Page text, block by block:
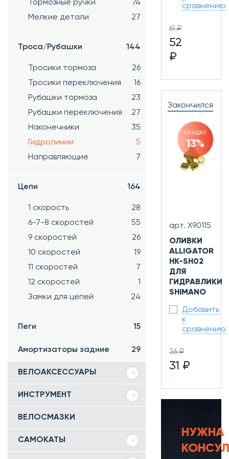
Тормозные ручки
74
Мелкие детали
27
Троса/Рубашки 144
Тросики тормоза
26
Тросики переключения
16
Рубашки тормоза
23
Рубашки переключения
27
Наконечники
35
Гидролинии
5
Направляющие
7
Цепи 164
1 скорость
28
6-7-8 скоростей
55
9 скоростей
26
10 скоростей
19
11 скоростей
7
12 скоростей
1
Замки для цепей
24
Пеги 15
Амортизаторы задние 29
ВЕЛОАКСЕССУАРЫ
ИНСТРУМЕНТ
ВЕЛОСМАЗКИ
САМОКАТЫ
сравнению
61 ₽
52
₽
Закончился
скидка
13%
арт. Х90115
ОЛИВКИ
ALLIGATOR
HK-SH02
ДЛЯ
ГИДРАВЛИКИ
SHIMANO
Добавить
к
сравнению
36 ₽
31 ₽
НУЖНА